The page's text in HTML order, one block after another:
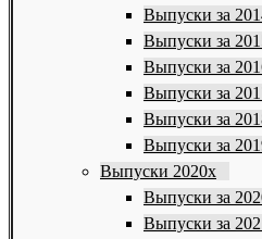
Выпуски за
Выпуски за
Выпуски за
Выпуски за
Выпуски за
Выпуски за
Выпуски 2020х
Выпуски за
Выпуски за